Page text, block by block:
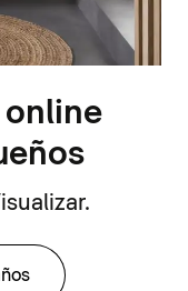
online